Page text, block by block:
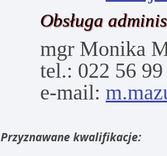
Obsługa
mgr Monika
tel.: 022 56
e-mail:
Przyznawane kwalifikacje: